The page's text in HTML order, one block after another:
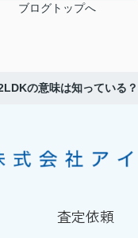
ブログトップへ
の意味は知っている
査定依頼